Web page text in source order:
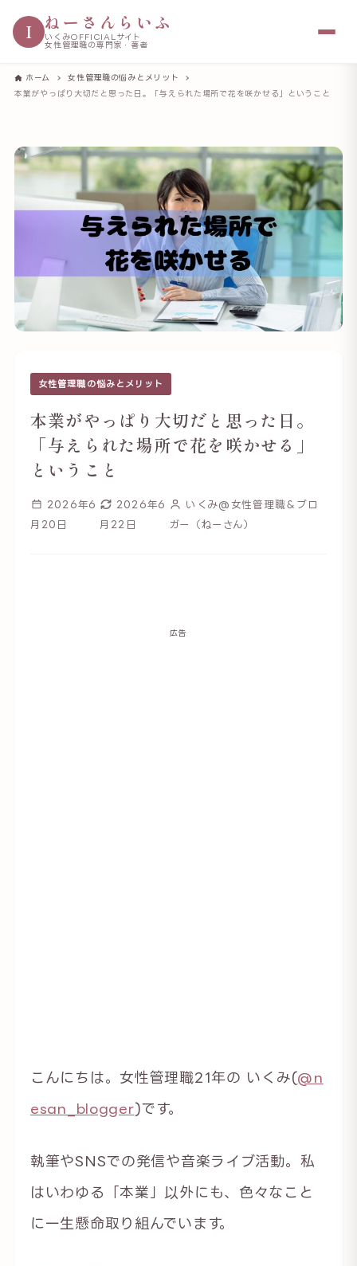
I ねーさんらいふ
いくみOFFICIALサイト
女性管理職の専門家・著者
ホーム
女性管理職の悩みとメリット
本業がやっぱり大切だと思った日。「与えられた場所で花を咲かせる」ということ
女性管理職の悩みとメリット
本業がやっぱり大切だと思った日。
「与えられた場所で花を咲かせる」
ということ
2026年6
月20日
2026年6
月22日
いくみ@女性管理職＆ブロ
ガー（ねーさん）
広告
こんにちは。女性管理職21年の いくみ(@n
esan_blogger)です。
執筆やSNSでの発信や音楽ライブ活動。私
はいわゆる「本業」以外にも、色々なこと
に一生懸命取り組んでいます。